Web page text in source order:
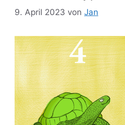
9. April 2023 von Jan